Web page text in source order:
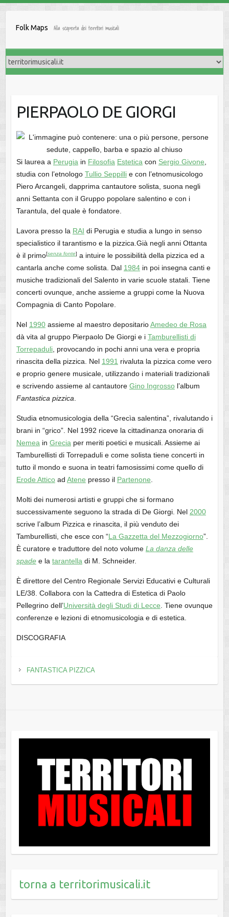
Folk Maps Alla scoperta dei territori musicali
PIERPAOLO DE GIORGI
Si laurea a Perugia in Filosofia Estetica con Sergio Givone
studia con l’etnologo Tullio Seppillie con l’etnomusicologo
Piero Arcangeli, dapprima cantautore solista, suona negli
anni Settanta con il Gruppo popolare salentino e con i
Tarantula, del quale è fondatore.
Lavora presso la RAI di Perugia e studia a lungo in senso
specialistico il tarantismo e la pizzica.Già negli anni Ottanta
è il primo[senza fonte] a intuire le possibilità della pizzica ed a
cantarla anche come solista. Dal 1984in poi insegna canti e
musiche tradizionali del Salento in varie scuole statali. Tiene
concerti ovunque, anche assieme a gruppi come la Nuova
Compagnia di Canto Popolare.
Nel 1990assieme al maestro depositarioAmedeo de Rosa
dà vita al gruppo Pierpaolo De Giorgi e i Tamburellisti di
Torrepaduli, provocando in pochi anni una vera e propria
rinascita della pizzica. Nel 1991 rivaluta la pizzica come vero
e proprio genere musicale, utilizzando i materiali tradizionali
e scrivendo assieme al cantautore Gino Ingrossol’album
Fantastica pizzica
Studia etnomusicologia della “Grecìa salentina”, rivalutando i
brani in “grico”. Nel 1992 riceve la cittadinanza onoraria di
Nemea in Grecia per meriti poetici e musicali. Assieme ai
Tamburellisti di Torrepaduli e come solista tiene concerti in
tutto il mondo e suona in teatri famosissimi come quello di
Erode Atticoad Atene presso il Partenone
Molti dei numerosi artisti e gruppi che si formano
successivamente seguono la strada di De Giorgi. Nel 2000
scrive l’album Pizzica e rinascita, il più venduto dei
Tamburellisti, che esce con “La Gazzetta del Mezzogiorno”.
È curatore e traduttore del noto volume La danza delle
spadee la tarantella di M. Schneider.
È direttore del Centro Regionale Servizi Educativi e Culturali
LE/38. Collabora con la Cattedra di Estetica di Paolo
Pellegrino dell’Università degli Studi di Lecce . Tiene ovunque
conferenze e lezioni di etnomusicologia e di estetica.
DISCOGRAFIA
FANTASTICA PIZZICA
torna a territorimusicali.it